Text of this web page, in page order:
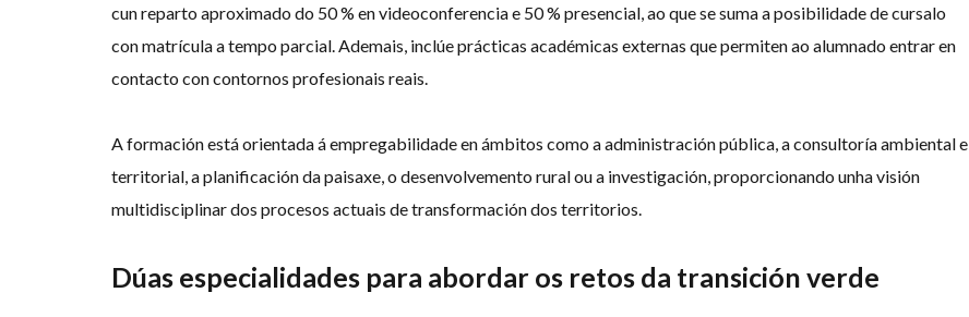
cun reparto aproximado do 50 % en videoconferencia e 50 % presencial, ao que se suma a posibilidade de cursalo
con matrícula a tempo parcial. Ademais, inclúe prácticas académicas externas que permiten ao alumnado entrar en
contacto con contornos profesionais reais.
A formación está orientada á empregabilidade en ámbitos como a administración pública, a consultoría ambiental e
territorial, a planificación da paisaxe, o desenvolvemento rural ou a investigación, proporcionando unha visión
multidisciplinar dos procesos actuais de transformación dos territorios.
Dúas especialidades para abordar os retos da transición verde